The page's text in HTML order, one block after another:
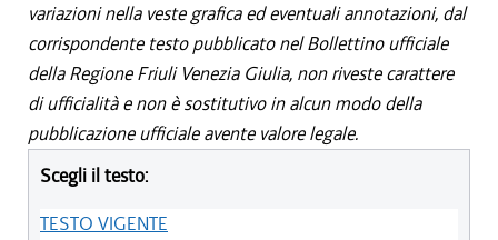
variazioni nella veste grafica ed eventuali annotazioni, dal
corrispondente testo pubblicato nel Bollettino ufficiale
della Regione Friuli Venezia Giulia, non riveste carattere
di ufficialità e non è sostitutivo in alcun modo della
pubblicazione ufficiale avente valore legale.
Scegli il testo:
TESTO VIGENTE